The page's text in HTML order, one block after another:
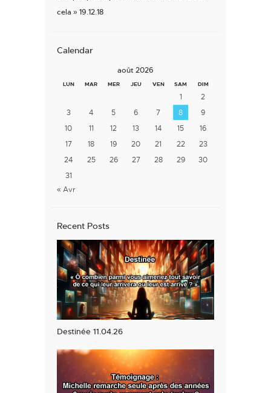
cela » 19.12.18
Calendar
août 2026
LUN MAR MER JEU VEN SAM DIM
1
2
3
4 5 6 7 8
9
10
11 12 13 14 15
16
17
18 19 20 21 22
23
24
25 26 27 28 29
30
31
« Avr
Recent Posts
Destinée 11.04.26